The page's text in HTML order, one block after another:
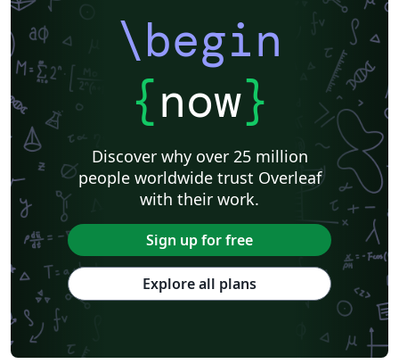
\begin
{now}
Discover why over 25 million
people worldwide trust Overleaf
with their work.
Sign up for free
Explore all plans